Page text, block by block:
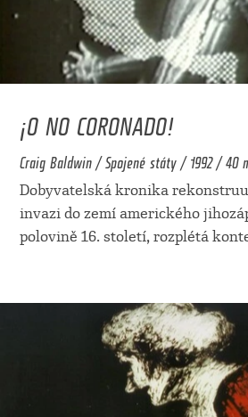
¡O NO CORONADO!
Craig Baldwin / Spojené státy / 1992 / 40
Dobyvatelská kronika
invazi do zemí amerického
polovině 16. století, rozplétá